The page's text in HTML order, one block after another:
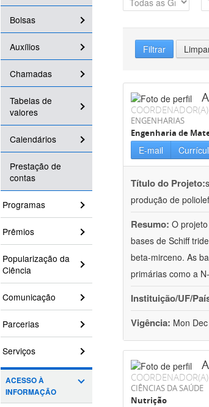
Bolsas
Auxílios
Chamadas
Tabelas de
valores
Calendários
Prestação de
contas
Programas
Prêmios
Popularização da
Ciência
Comunicação
Parcerias
Serviços
ACESSO À
INFORMAÇÃO
Filtrar
COORDENADOR(A)
ENGENHARIAS
Engenharia de
E-mail
Título do Projeto:
produção de
Resumo: O
bases de Schiff
beta-mirceno. As
primárias como a
Instituição/UF/
Vigência: Mon
COORDENADOR(A)
CIÊNCIAS DA SAÚDE
Nutrição